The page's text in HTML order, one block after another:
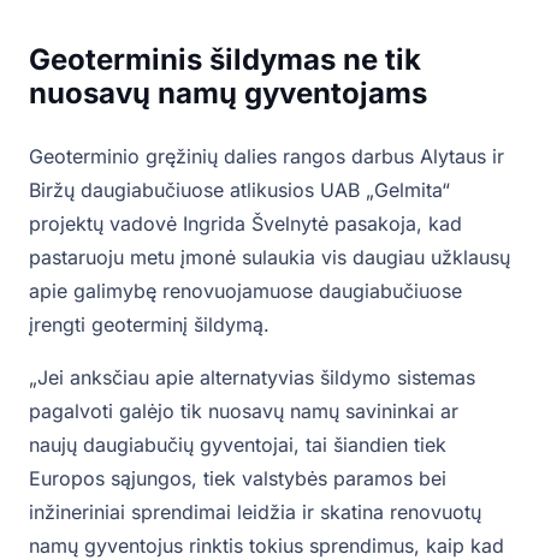
Geoterminis šildymas ne tik
nuosavų namų gyventojams
Geoterminio gręžinių dalies rangos darbus Alytaus ir
Biržų daugiabučiuose atlikusios UAB „Gelmita“
projektų vadovė Ingrida Švelnytė pasakoja, kad
pastaruoju metu įmonė sulaukia vis daugiau užklausų
apie galimybę renovuojamuose daugiabučiuose
įrengti geoterminį šildymą.
„Jei anksčiau apie alternatyvias šildymo sistemas
pagalvoti galėjo tik nuosavų namų savininkai ar
naujų daugiabučių gyventojai, tai šiandien tiek
Europos sąjungos, tiek valstybės paramos bei
inžineriniai sprendimai leidžia ir skatina renovuotų
namų gyventojus rinktis tokius sprendimus, kaip kad